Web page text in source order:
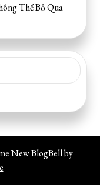
Thể Bỏ Qua
New BlogBell by